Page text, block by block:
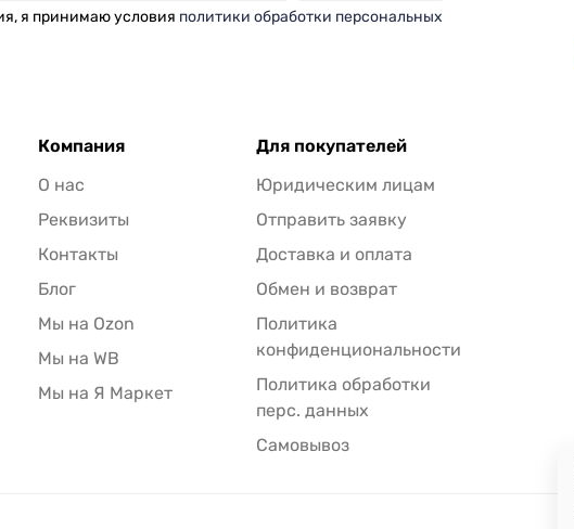
я принимаю условия политики обработки персональных
Компания
О нас
Реквизиты
Контакты
Блог
Мы на Ozon
Мы на WB
Мы на Я Маркет
Для покупателей
Юридическим лицам
Отправить заявку
Доставка и оплата
Обмен и возврат
Политика
конфиденциональности
Политика обработки
перс. данных
Самовывоз